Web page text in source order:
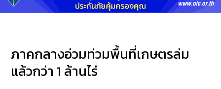
ภาคกลางอ่วมท่วมพื้นที่เกษตรล่ม
แล้วกว่า 1 ล้านไร่